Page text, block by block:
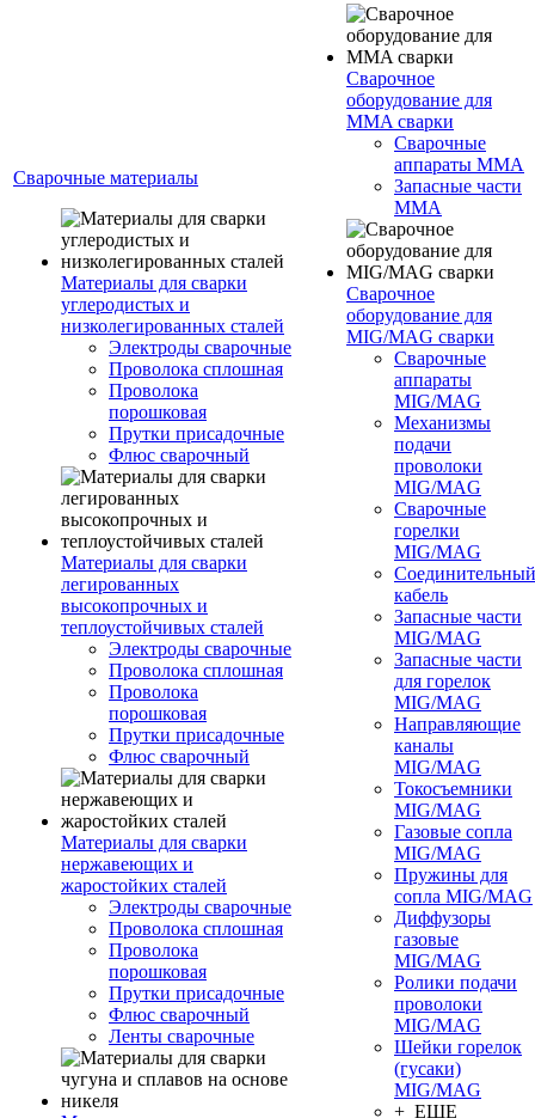
Сварочные материалы
Материалы для сварки
углеродистых и
низколегированных сталей
Электроды сварочные
Проволока сплошная
Проволока
порошковая
Прутки присадочные
Флюс сварочный
Материалы для сварки
легированных
высокопрочных и
теплоустойчивых сталей
Электроды сварочные
Проволока сплошная
Проволока
порошковая
Прутки присадочные
Флюс сварочный
Материалы для сварки
нержавеющих и
жаростойких сталей
Электроды сварочные
Проволока сплошная
Проволока
порошковая
Прутки присадочные
Флюс сварочный
Ленты сварочные
Сварочное
оборудование для
MMA сварки
Сварочные
аппараты MMA
Запасные части
MMA
Сварочное
оборудование для
MIG/MAG сварки
Сварочные
аппараты
MIG/MAG
Механизмы
подачи
проволоки
MIG/MAG
Сварочные
горелки
MIG/MAG
Соединительный
кабель
Запасные части
MIG/MAG
Запасные части
для горелок
MIG/MAG
Направляющие
каналы
MIG/MAG
Токосъемники
MIG/MAG
Газовые сопла
MIG/MAG
Пружины для
сопла MIG/MAG
Диффузоры
газовые
MIG/MAG
Ролики подачи
проволоки
MIG/MAG
Шейки горелок
(гусаки)
MIG/MAG
+ ЕЩЕ